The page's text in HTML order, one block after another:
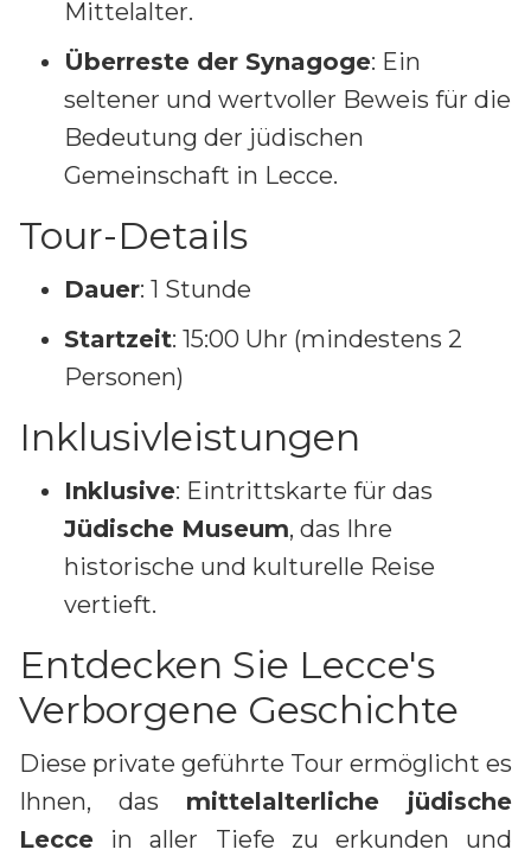
Mittelalter.
Überreste der Synagoge: Ein
seltener und wertvoller Beweis für die
Bedeutung der jüdischen
Gemeinschaft in Lecce.
Tour-Details
Dauer: 1 Stunde
Startzeit: 15:00 Uhr (mindestens 2
Personen)
Inklusivleistungen
Inklusive: Eintrittskarte für das
Jüdische Museum, das Ihre
historische und kulturelle Reise
vertieft.
Entdecken Sie Lecce's
Verborgene Geschichte
Diese private geführte Tour ermöglicht es
Ihnen, das mittelalterliche jüdische
Lecce in aller Tiefe zu erkunden und